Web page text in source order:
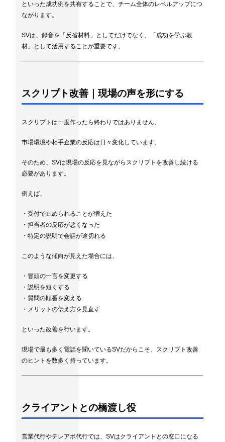
といった成功例を共有することで、チーム全体のレベルアップにつ
ながります。
SVは、録音を「反省材料」としてだけでなく、「成功を学ぶ教
材」として活用することが重要です。
スクリプト改善｜現場の声を形にする
スクリプトは一度作ったら終わりではありません。
市場環境や相手企業の反応は日々変化しています。
そのため、SVは現場の反応を見ながらスクリプトを改善し続ける
必要があります。
例えば、
・受付で止められることが増えた
・担当者の反応が悪くなった
・特定の説明で会話が途切れる
このような傾向が見えた場合には、
・冒頭の一言を変更する
・説明を短くする
・質問の順番を変える
・メリットの伝え方を見直す
といった改善を行います。
現場で最も多く電話を聞いているSVだからこそ、スクリプト改善
のヒントを数多く持っています。
クライアントとの橋渡し役
営業代行やテレアポ代行では、SVはクライアントとの窓口になる